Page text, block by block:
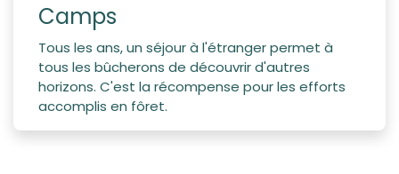
Camps
Tous les ans, un séjour à l'étranger permet à
tous les bûcherons de découvrir d'autres
horizons. C'est la récompense pour les efforts
accomplis en fôret.